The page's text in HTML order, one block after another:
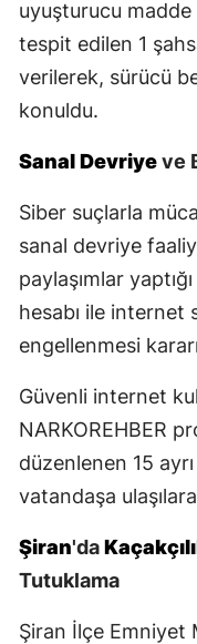
uyuşturucu madde
tespit edilen 1
verilerek, sürücü
konuldu.
Sanal Devriyeve
Siber suçlarla
sanal devriye
paylaşımlar
hesabı ile internet
engellenmesi kararı
Güvenli internet
NARKOREHBER
düzenlenen 15
vatandaşa
Şiran'da
Tutuklama
Şiran İlçe Emniyet